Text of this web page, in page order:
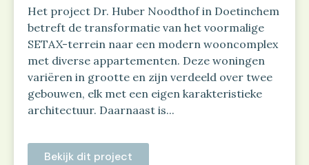
Het project Dr. Huber Noodthof in Doetinchem
betreft de transformatie van het voormalige
SETAX-terrein naar een modern wooncomplex
met diverse appartementen. Deze woningen
variëren in grootte en zijn verdeeld over twee
gebouwen, elk met een eigen karakteristieke
architectuur. Daarnaast is...
Bekijk dit project